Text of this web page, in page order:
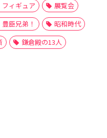
フィギュア
展覧会
豊臣兄弟！
昭和時代
鎌倉殿の13人